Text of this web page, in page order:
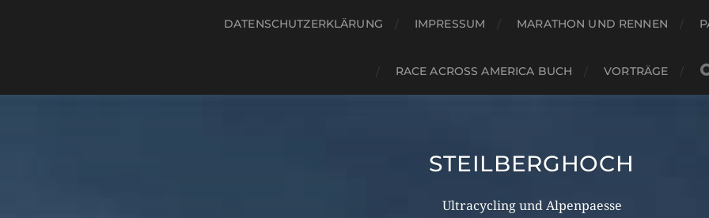
DATENSCHUTZERKLÄRUNG IMPRESSUM MARATHON UND RENNEN
RACE ACROSS AMERICA BUCH VORTRÄGE
STEILBERGHOCH
Ultracycling und Alpenpaesse